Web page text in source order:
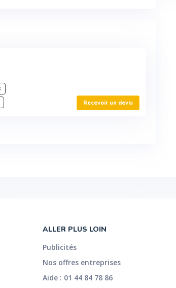
Recevoir un devis
ALLER PLUS LOIN
Publicités
Nos offres entreprises
Aide : 01 44 84 78 86